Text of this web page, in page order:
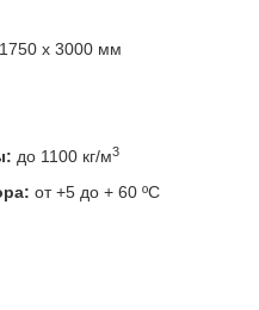
1750 х 3000 мм
до 1100 кг/м3
от +5 до + 60 ºС